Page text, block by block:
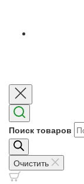
Поиск товаров
Очистить